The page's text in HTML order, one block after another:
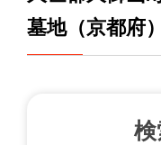
墓地（京都府）